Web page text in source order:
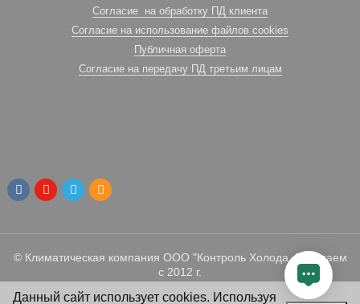
Согласие на обработку ПД клиента
Согласие на использование файлов cookies
Публичная оферта
Согласие на передачу ПД третьим лицам
© Климатическая компания ООО "Контроль Холода. Работаем
с 2012 г.
Данный сайт использует cookies. Используя